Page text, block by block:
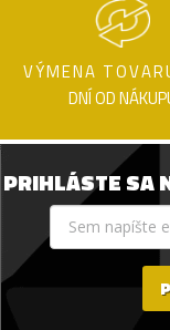
VÝMENA
DNÍ OD
PRIHLÁSTE SA